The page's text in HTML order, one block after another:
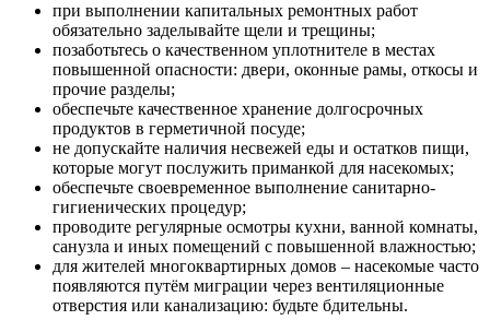
при выполнении капитальных ремонтных работ
обязательно заделывайте щели и трещины;
позаботьтесь о качественном уплотнителе в местах
повышенной опасности: двери, оконные рамы, откосы и
прочие разделы;
обеспечьте качественное хранение долгосрочных
продуктов в герметичной посуде;
не допускайте наличия несвежей еды и остатков пищи,
которые могут послужить приманкой для насекомых;
обеспечьте своевременное выполнение санитарно-
гигиенических процедур;
проводите регулярные осмотры кухни, ванной комнаты,
санузла и иных помещений с повышенной влажностью;
для жителей многоквартирных домов – насекомые часто
появляются путём миграции через вентиляционные
отверстия или канализацию: будьте бдительны.